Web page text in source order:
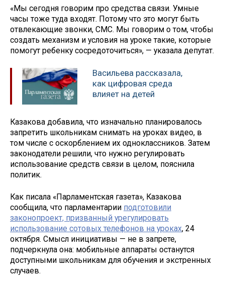
«Мы сегодня говорим про средства связи. Умные
часы тоже туда входят. Потому что это могут быть
отвлекающие звонки, СМС. Мы говорим о том, чтобы
создать механизм и условия на уроке такие, которые
помогут ребенку сосредоточиться», — указала депутат.
Васильева рассказала,
как цифровая среда
влияет на детей
Казакова добавила, что изначально планировалось
запретить школьникам снимать на уроках видео, в
том числе с оскорблением их одноклассников. Затем
законодатели решили, что нужно регулировать
использование средств связи в целом, пояснила
политик.
Как писала «Парламентская газета», Казакова
сообщила, что парламентарии подготовили
законопроект, призванный урегулировать
использование сотовых телефонов на уроках, 24
октября. Смысл инициативы — не в запрете,
подчеркнула она: мобильные аппараты останутся
доступными школьникам для обучения и экстренных
случаев.